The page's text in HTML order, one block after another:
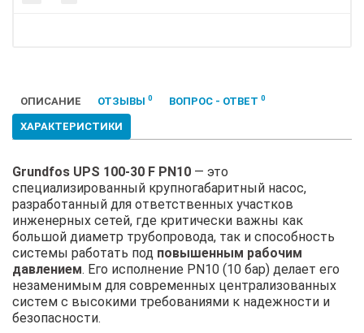
ОПИСАНИЕ ОТЗЫВЫ 0 ВОПРОС - ОТВЕТ 0
ХАРАКТЕРИСТИКИ
Grundfos UPS 100-30 F PN10 — это
специализированный крупногабаритный насос,
разработанный для ответственных участков
инженерных сетей, где критически важны как
большой диаметр трубопровода, так и способность
системы работать под повышенным рабочим
давлением. Его исполнение PN10 (10 бар) делает его
незаменимым для современных централизованных
систем с высокими требованиями к надежности и
безопасности.